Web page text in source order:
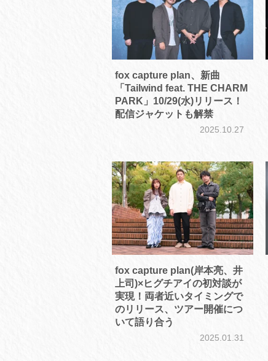
fox capture plan、新曲
「Tailwind feat. THE CHARM
PARK」10/29(水)リリース！
配信ジャケットも解禁
2025.10.27
fox capture plan(岸本亮、井
上司)×ヒグチアイの初対談が
実現！両者近いタイミングで
のリリース、ツアー開催につ
いて語り合う
2025.01.31